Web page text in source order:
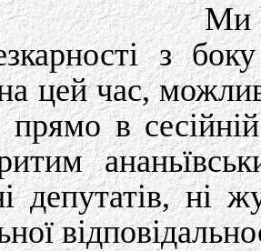
Ми
з
цей час,
прямо в
депутатів, ні